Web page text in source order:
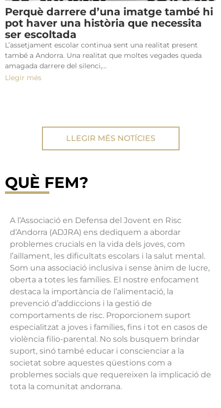
Perquè darrere d’una imatge també hi
pot haver una història que necessita
ser escoltada
L’assetjament escolar continua sent una realitat present
també a Andorra. Una realitat que moltes vegades queda
amagada darrere del silenci,...
Llegir més
LLEGIR MÉS NOTÍCIES
QUÈ FEM?
A l’Associació en Defensa del Jovent en Risc
d’Andorra (ADJRA) ens dediquem a abordar
problemes crucials en la vida dels joves, com
l’aïllament, les dificultats escolars i la salut mental.
Som una associació inclusiva i sense ànim de lucre,
oberta a totes les famílies. El nostre enfocament
destaca la importància de l’alimentació, la
prevenció d’addiccions i la gestió de
comportaments de risc. Proporcionem suport
especialitzat a joves i famílies, fins i tot en casos de
violència filio-parental. No sols busquem brindar
suport, sinó també educar i conscienciar a la
societat sobre aquestes qüestions com a
problemes socials que requereixen la implicació de
tota la comunitat andorrana.